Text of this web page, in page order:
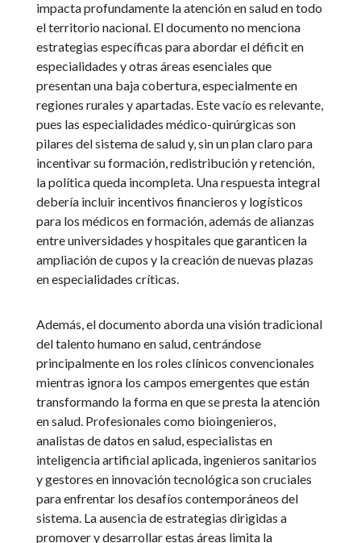
impacta profundamente la atención en salud en todo
el territorio nacional. El documento no menciona
estrategias específicas para abordar el déficit en
especialidades y otras áreas esenciales que
presentan una baja cobertura, especialmente en
regiones rurales y apartadas. Este vacío es relevante,
pues las especialidades médico-quirúrgicas son
pilares del sistema de salud y, sin un plan claro para
incentivar su formación, redistribución y retención,
la política queda incompleta. Una respuesta integral
debería incluir incentivos financieros y logísticos
para los médicos en formación, además de alianzas
entre universidades y hospitales que garanticen la
ampliación de cupos y la creación de nuevas plazas
en especialidades críticas.
Además, el documento aborda una visión tradicional
del talento humano en salud, centrándose
principalmente en los roles clínicos convencionales
mientras ignora los campos emergentes que están
transformando la forma en que se presta la atención
en salud. Profesionales como bioingenieros,
analistas de datos en salud, especialistas en
inteligencia artificial aplicada, ingenieros sanitarios
y gestores en innovación tecnológica son cruciales
para enfrentar los desafíos contemporáneos del
sistema. La ausencia de estrategias dirigidas a
promover y desarrollar estas áreas limita la